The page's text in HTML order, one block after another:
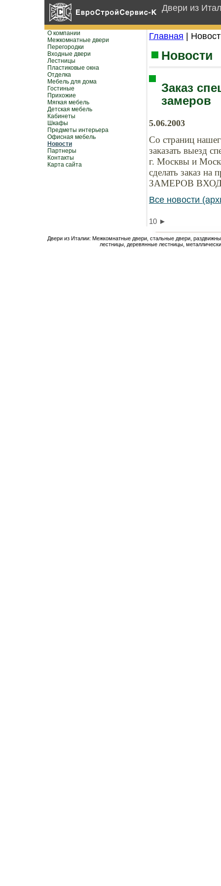
Двери из
О компании
Межкомнатные двери
Перегородки
Входные двери
Лестницы
Пластиковые окна
Отделка
Мебель для дома
Гостиные
Прихожие
Мягкая мебель
Детская мебель
Кабинеты
Шкафы
Предметы интерьера
Офисная мебель
Новости
Партнеры
Контакты
Карта сайта
Главная |
Новости
Заказ
замеров
5.06.2003
Со страниц
заказать выезд
г. Москвы и
сделать заказ
ЗАМЕРОВ
Все новости
10 ►
Двери из Италии: Межкомнатные двери, стальные двери,
лестницы, деревянные лестницы,